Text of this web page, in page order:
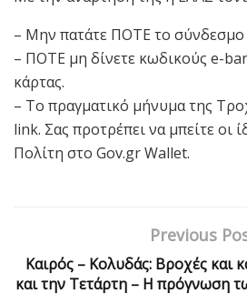
– Μην πατάτε ΠΟΤΕ το σύνδεσμο
– ΠΟΤΕ μη δίνετε κωδικούς e-
κάρτας.
– Το πραγματικό μήνυμα της
link. Σας προτρέπει να μπείτε οι
Πολίτη στο Gov.gr Wallet.
Previous
Καιρός – Κολυδάς: Βροχές και
και την Τετάρτη – Η πρόγνωση